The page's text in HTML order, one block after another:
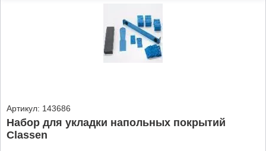
Артикул: 143686
Набор для укладки напольных покрытий
Classen